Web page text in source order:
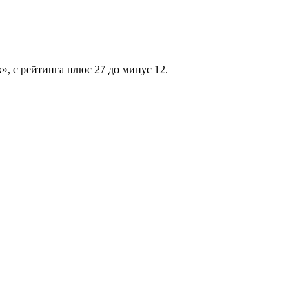
с рейтинга плюс 27 до минус 12.